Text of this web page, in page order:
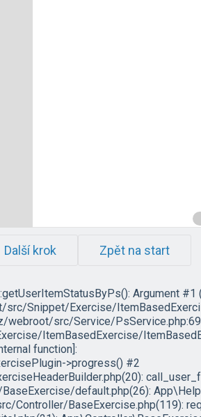
Další krok Zpět na start
Argument
Snippet/Exercise/
webroot/src/Service/
ItemBasedExercise/
function]:
>progress() #2
default.php(26):
Controller/BaseExercise.php(119):